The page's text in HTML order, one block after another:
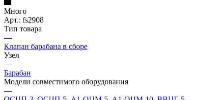
Много
Арт.: fs2908
Тип товара
—
Клапан барабана в сборе
Узел
—
Барабан
Модели совместимого оборудования
—